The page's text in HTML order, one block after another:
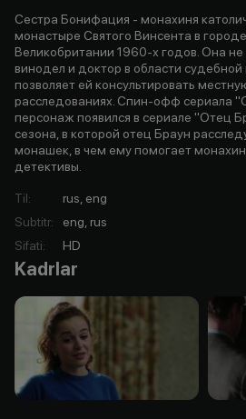
Сестра Бонифация - монахиня
монастыре Святого Винсента в
Великобритании 1960-х годов. Она не
винодел и доктор в области
позволяет ей консультировать
расследованиях. Спин-офф сериала
персонаж появился в сериале "Отец
сезона, в которой отец Браун
монашек, в чем ему помогает
детективы.
Til:
rus, eng
Subtitr:
eng, rus
Sifati: HD
Kadrlar